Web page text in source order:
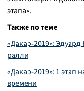
этапа».
Также по теме
«Дакар-2019»:
ралли
«Дакар-2019»: 1 этап
времени